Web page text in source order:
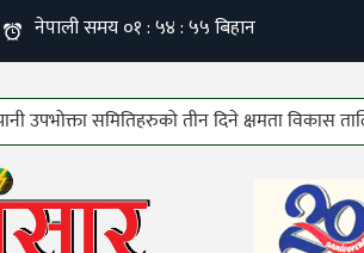
समितिहरुको तीन दिने क्षमता विकास तालिम सुरु!